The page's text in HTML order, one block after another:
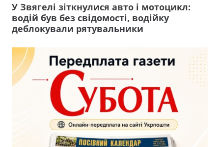
У Звягелі зіткнулися авто і мотоцикл:
водій був без свідомості, водійку
деблокували рятувальники